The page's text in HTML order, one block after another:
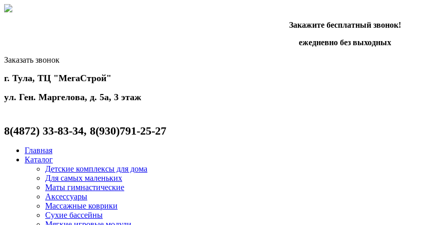
Закажите бесплатный звонок!
ежедневно без выходных
Заказать звонок
г. Тула, ТЦ "МегаСтрой"
ул. Ген. Маргелова, д. 5а, 3 этаж
8(4872) 33-83-34, 8(930)791-25-27
Главная
Каталог
Детские комплексы для дома
Для самых маленьких
Маты гимнастические
Аксессуары
Массажные коврики
Сухие бассейны